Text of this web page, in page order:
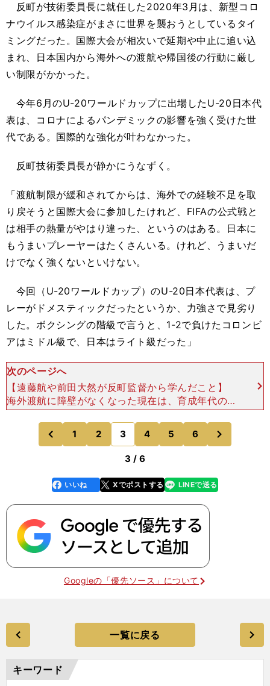
反町が技術委員長に就任した2020年3月は、新型コロ
ナウイルス感染症がまさに世界を襲おうとしているタイ
ミングだった。国際大会が相次いで延期や中止に追い込
まれ、日本国内から海外への渡航や帰国後の行動に厳し
い制限がかかった。
今年6月のU-20ワールドカップに出場したU-20日本代
表は、コロナによるパンデミックの影響を強く受けた世
代である。国際的な強化が叶わなかった。
反町技術委員長が静かにうなずく。
「渡航制限が緩和されてからは、海外での経験不足を取
り戻そうと国際大会に参加したけれど、FIFAの公式戦と
は相手の熱量がやはり違った、というのはある。日本に
もうまいプレーヤーはたくさんいる。けれど、うまいだ
けでなく強くないといけない。
今回（U-20ワールドカップ）のU-20日本代表は、プ
レーがドメスティックだったというか、力強さで見劣り
した。ボクシングの階級で言うと、1-2で負けたコロンビ
アはミドル級で、日本はライト級だった」
次のページへ
【遠藤航や前田大然が反町監督から学んだこと】
海外渡航に障壁がなくなった現在は、育成年代のチ
ームが積極的に遠征を行なっている。一方で、国内
の育成環境にも課題がある。「コーンとか人形をピ
ッチに立てた
前
のページへ
1 2 3 4 5 6
のページへ
3 / 6
faceboo
k
いいね Xでポストする
line LINEで送る
Googleの「優先ソース」について
一覧に戻る
キーワード